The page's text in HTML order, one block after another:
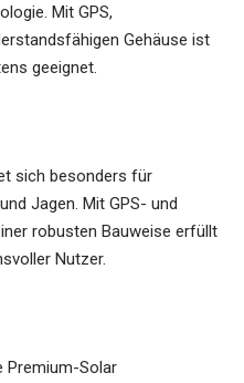
Mit GPS,
Gehäuse ist
geeignet.
sich besonders für
Jagen. Mit GPS- und
robusten Bauweise erfüllt
Nutzer.
Premium-Solar